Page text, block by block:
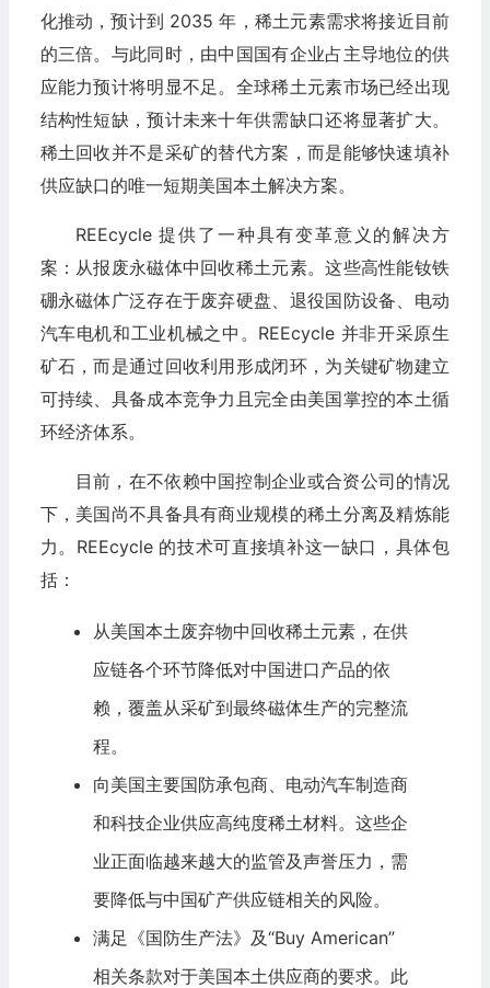
化推动，预计到 2035 年，稀土元素需求将接近目前
的三倍。与此同时，由中国国有企业占主导地位的供
应能力预计将明显不足。全球稀土元素市场已经出现
结构性短缺，预计未来十年供需缺口还将显著扩大。
稀土回收并不是采矿的替代方案，而是能够快速填补
供应缺口的唯一短期美国本土解决方案。
REEcycle 提供了一种具有变革意义的解决方
案：从报废永磁体中回收稀土元素。这些高性能钕铁
硼永磁体广泛存在于废弃硬盘、退役国防设备、电动
汽车电机和工业机械之中。REEcycle 并非开采原生
矿石，而是通过回收利用形成闭环，为关键矿物建立
可持续、具备成本竞争力且完全由美国掌控的本土循
环经济体系。
目前，在不依赖中国控制企业或合资公司的情况
下，美国尚不具备具有商业规模的稀土分离及精炼能
力。REEcycle 的技术可直接填补这一缺口，具体包
括：
从美国本土废弃物中回收稀土元素，在供
应链各个环节降低对中国进口产品的依
赖，覆盖从采矿到最终磁体生产的完整流
程。
向美国主要国防承包商、电动汽车制造商
和科技企业供应高纯度稀土材料。这些企
业正面临越来越大的监管及声誉压力，需
要降低与中国矿产供应链相关的风险。
满足《国防生产法》及“Buy American”
相关条款对于美国本土供应商的要求。此